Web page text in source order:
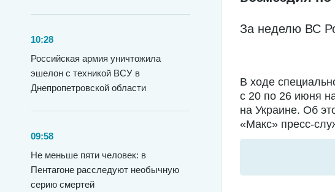
10:28
Российская армия уничтожила
эшелон с техникой ВСУ в
Днепропетровской области
09:58
Не меньше пяти человек: в
Пентагоне расследуют необычную
серию смертей
За неделю ВС
В ходе
с 20 по 26 июня
на Украине. Об
«Макс» пресс-